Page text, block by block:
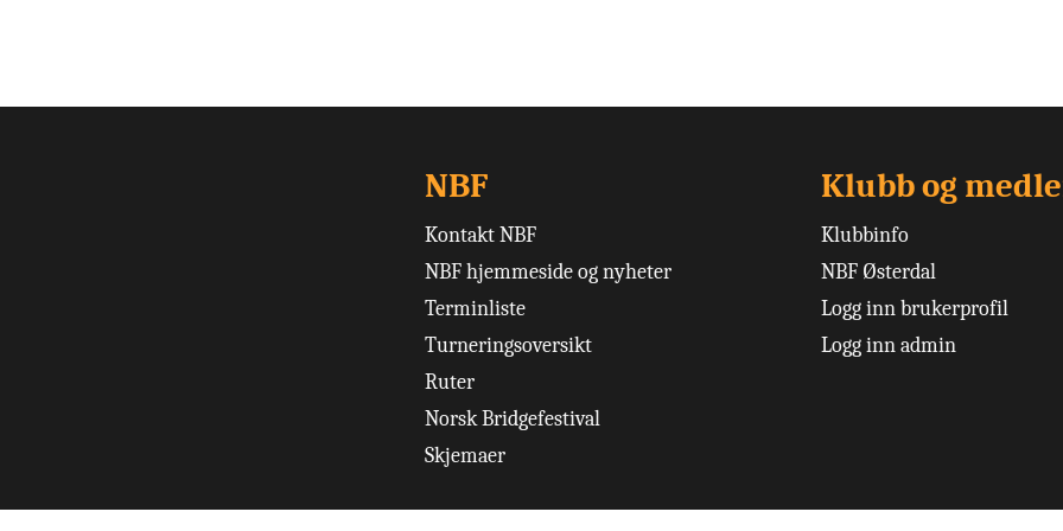
NBF
Kontakt NBF
NBF hjemmeside og nyheter
Terminliste
Turneringsoversikt
Ruter
Norsk Bridgefestival
Skjemaer
Klubb og
Klubbinfo
NBF Østerdal
Logg inn brukerprofil
Logg inn admin